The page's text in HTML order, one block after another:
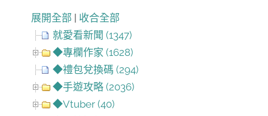
展開全部 | 收合全部
就愛看新聞 (1347)
◆專欄作家 (1628)
◆禮包兌換碼 (294)
◆手遊攻略 (2036)
◆Vtuber (40)